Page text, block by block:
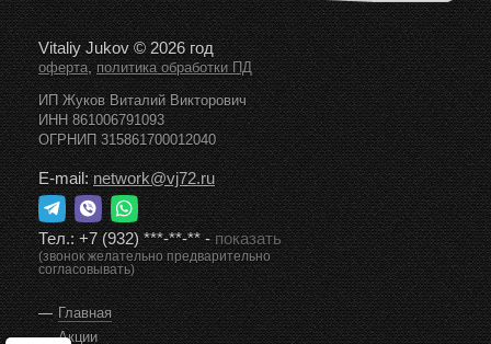
Vitaliy Jukov © 2026 год
оферта ,политика обработки ПД
ИП Жуков Виталий Викторович
ИНН 861006791093
ОГРНИП 315861700012040
E-mail:network@vj72.ru
Тел.:+7 (932) ***-**-**-показать
(звонок желательно предварительно
согласовывать)
Главная